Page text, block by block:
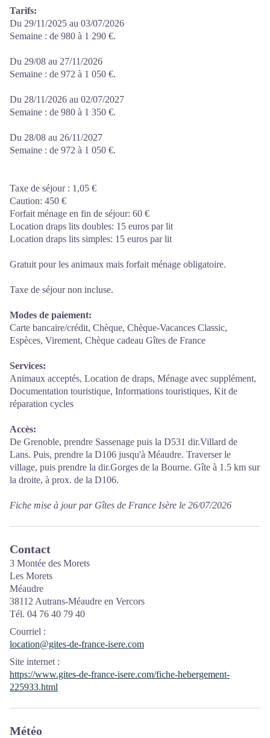
Tarifs:
Du 29/11/2025 au 03/07/2026
Semaine : de 980 à 1 290 €.
Du 29/08 au 27/11/2026
Semaine : de 972 à 1 050 €.
Du 28/11/2026 au 02/07/2027
Semaine : de 980 à 1 350 €.
Du 28/08 au 26/11/2027
Semaine : de 972 à 1 050 €.
Taxe de séjour : 1,05 €
Caution: 450 €
Forfait ménage en fin de séjour: 60 €
Location draps lits doubles: 15 euros par lit
Location draps lits simples: 15 euros par lit
Gratuit pour les animaux mais forfait ménage obligatoire.
Taxe de séjour non incluse.
Modes de paiement:
Carte bancaire/crédit, Chèque, Chèque-Vacances Classic,
Espèces, Virement, Chèque cadeau Gîtes de France
Services:
Animaux acceptés, Location de draps, Ménage avec supplément,
Documentation touristique, Informations touristiques, Kit de
réparation cycles
Accès:
De Grenoble, prendre Sassenage puis la D531 dir.Villard de
Lans. Puis, prendre la D106 jusqu'à Méaudre. Traverser le
village, puis prendre la dir.Gorges de la Bourne. Gîte à 1.5 km sur
la droite, à prox. de la D106.
Fiche mise à jour par Gîtes de France Isère le 26/07/2026
Contact
3 Montée des Morets
Les Morets
Méaudre
38112 Autrans-Méaudre en Vercors
Tél. 04 76 40 79 40
Courriel :
location@gites-de-france-isere.com
Site internet :
https://www.gites-de-france-isere.com/fiche-hebergement-
225933.html
Météo